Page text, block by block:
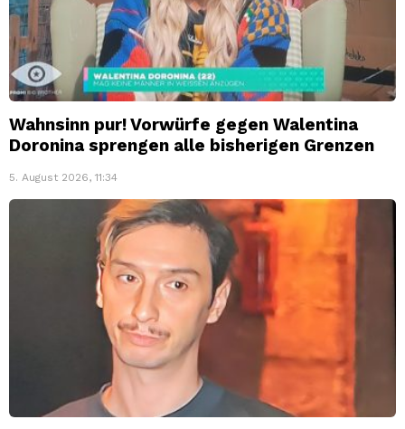
Wahnsinn pur! Vorwürfe gegen Walentina
Doronina sprengen alle bisherigen Grenzen
5. August 2026, 11:34